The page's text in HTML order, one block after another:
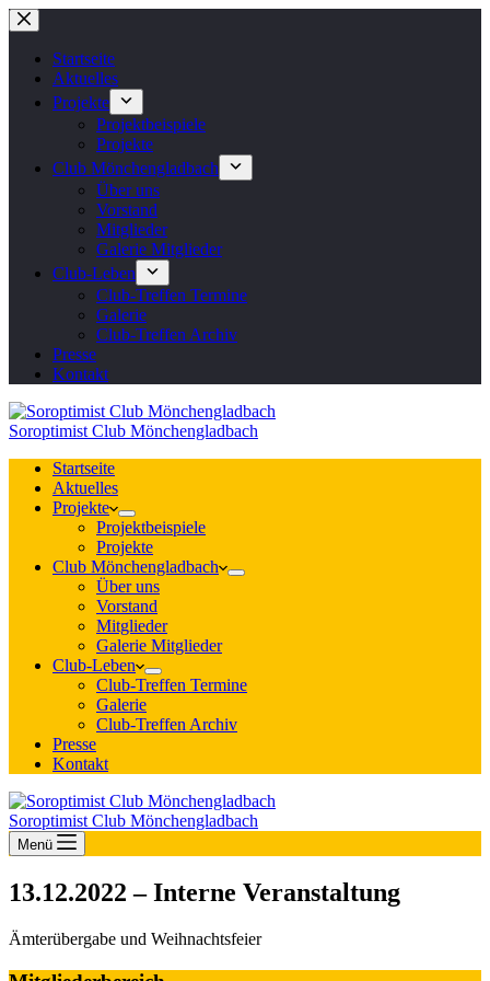
Zum
Inhalt
springenStartseite
Aktuelles
Projekte
Projektbeispiele
Projekte
Club Mönchengladbach
Über uns
Vorstand
Mitglieder
Galerie Mitglieder
Club-Leben
Club-Treffen Termine
Galerie
Club-Treffen Archiv
Presse
Kontakt
Soroptimist Club Mönchengladbach
Startseite
Aktuelles
Projekte
Projektbeispiele
Projekte
Club Mönchengladbach
Über uns
Vorstand
Mitglieder
Galerie Mitglieder
Club-Leben
Club-Treffen Termine
Galerie
Club-Treffen Archiv
Presse
Kontakt
Soroptimist Club Mönchengladbach
Menü
13.12.2022 – Interne Veranstaltung
Ämterübergabe und Weihnachtsfeier